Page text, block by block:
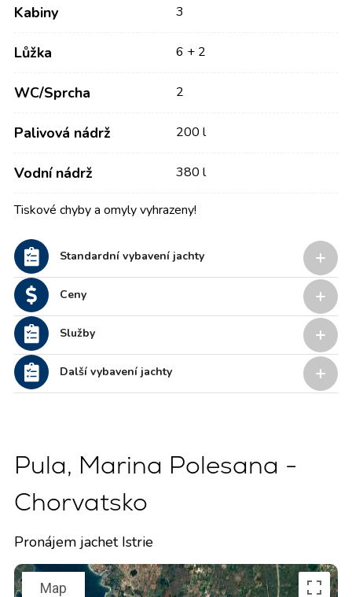
Kabiny 3
Lůžka 6 + 2
WC/Sprcha 2
Palivová nádrž 200 l
Vodní nádrž 380 l
Tiskové chyby a omyly vyhrazeny!
Standardní vybavení jachty
Ceny
Služby
Další vybavení jachty
Pula, Marina Polesana -
Chorvatsko
Pronájem jachet Istrie
Map